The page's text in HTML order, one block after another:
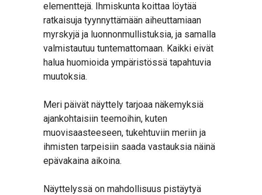
elementtejä. Ihmiskunta koittaa löytää
ratkaisuja tyynnyttämään aiheuttamiaan
myrskyjä ja luonnonmullistuksia, ja samalla
valmistautuu tuntemattomaan. Kaikki eivät
halua huomioida ympäristössä tapahtuvia
muutoksia.
Meri päivät näyttely tarjoaa näkemyksiä
ajankohtaisiin teemoihin, kuten
muovisaasteeseen, tukehtuviin meriin ja
ihmisten tarpeisiin saada vastauksia näinä
epävakaina aikoina.
Näyttelyssä on mahdollisuus pistäytyä